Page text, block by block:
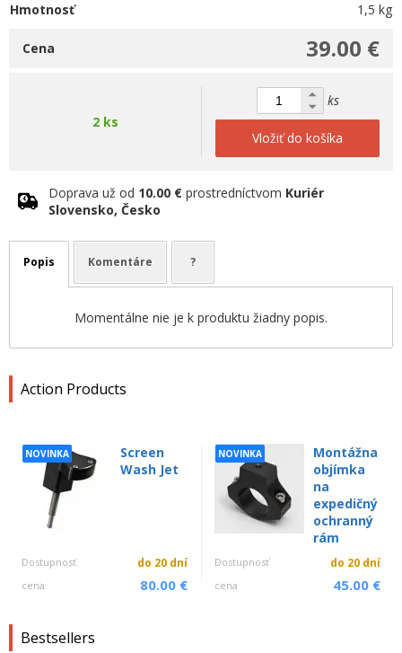
Action Products
NOVINKA
Screen
Wash Jet
Dostupnosť do 20 dní
cena 80.00 €
NOVINKA
Montážna
objímka
na
expedičný
ochranný
rám
Dostupnosť do 20 dní
cena 45.00 €
Bestsellers
Hmotnosť
1,5 kg
39.00 €
Cena
2 ks
ks
Vložiť do košíka
Doprava už od 10.00 € prostredníctvom Kuriér
Slovensko, Česko
Popis Komentáre ?
Momentálne nie je k produktu žiadny popis.